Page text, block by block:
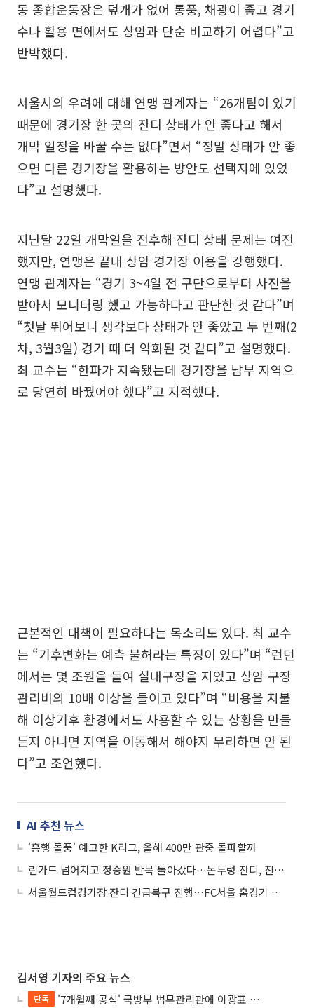
동 종합운동장은 덮개가 없어 통풍, 채광이 좋고 경기
수나 활용 면에서도 상암과 단순 비교하기 어렵다”고
반박했다.
서울시의 우려에 대해 연맹 관계자는 “26개팀이 있기
때문에 경기장 한 곳의 잔디 상태가 안 좋다고 해서
개막 일정을 바꿀 수는 없다”면서 “정말 상태가 안 좋
으면 다른 경기장을 활용하는 방안도 선택지에 있었
다”고 설명했다.
지난달 22일 개막일을 전후해 잔디 상태 문제는 여전
했지만, 연맹은 끝내 상암 경기장 이용을 강행했다.
연맹 관계자는 “경기 3~4일 전 구단으로부터 사진을
받아서 모니터링 했고 가능하다고 판단한 것 같다”며
“첫날 뛰어보니 생각보다 상태가 안 좋았고 두 번째(2
차, 3월3일) 경기 때 더 악화된 것 같다”고 설명했다.
최 교수는 “한파가 지속됐는데 경기장을 남부 지역으
로 당연히 바꿨어야 했다”고 지적했다.
근본적인 대책이 필요하다는 목소리도 있다. 최 교수
는 “기후변화는 예측 불허라는 특징이 있다”며 “런던
에서는 몇 조원을 들여 실내구장을 지었고 상암 구장
관리비의 10배 이상을 들이고 있다”며 “비용을 지불
해 이상기후 환경에서도 사용할 수 있는 상황을 만들
든지 아니면 지역을 이동해서 해야지 무리하면 안 된
다”고 조언했다.
AI 추천 뉴스
'흥행 돌풍' 예고한 K리그, 올해 400만 관중 돌파할까
린가드 넘어지고 정승원 발목 돌아갔다…논두렁 잔디, 진짜 문제는
서울월드컵경기장 잔디 긴급복구 진행…FC서울 홈경기 전까지 정상화
김서영 기자의 주요 뉴스
단독
'7개월째 공석' 국방부 법무관리관에 이광표 변호사 내정